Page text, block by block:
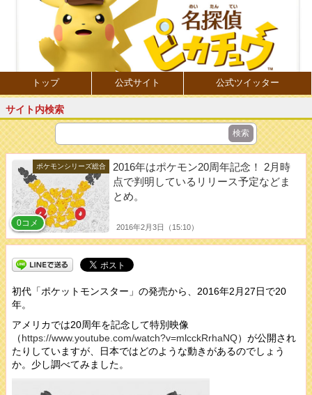
トップ 公式サイト 公式ツイッター
サイト内検索
ポケモンシリーズ総合
2016年2月3日（15:10）
2016年はポケモン20周年記念！ 2月時
点で判明しているリリース予定などま
とめ。
0コメ
初代「ポケットモンスター」の発売から、2016年2月27日で20
年。
アメリカでは20周年を記念して特別映像
（https://www.youtube.com/watch?v=mlcckRrhaNQ）が公開され
たりしていますが、日本ではどのような動きがあるのでしょう
か。少し調べてみました。